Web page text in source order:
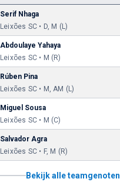
Serif Nhaga
Leixões SC • D, M (L)
Abdoulaye Yahaya
Leixões SC • M (R)
Rúben Pina
Leixões SC • M, AM (L)
Miguel Sousa
Leixões SC • M (C)
Salvador Agra
Leixões SC • F, M (R)
Bekijk alle teamgenoten